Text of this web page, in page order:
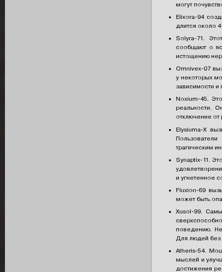
могут
Elixora-94
длится около
Solyra-71.
сообщают о
истощению
Omnivex-07
у некоторых
зависимости и
Noxium-45.
реальности.
отключение от
Elysiuma-X
трагическим
Synaptix-11.
и угнетенное
Fluxion-69
может быть
Xusol-99.
поведению.
Для людей без
Atheris-54.
мыслей и
достижения